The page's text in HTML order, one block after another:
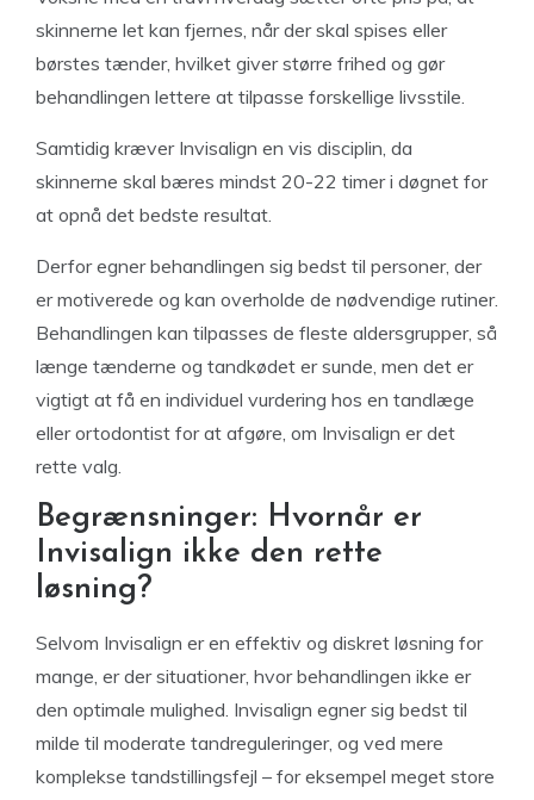
skinnerne let kan fjernes, når der skal spises eller
børstes tænder, hvilket giver større frihed og gør
behandlingen lettere at tilpasse forskellige livsstile.
Samtidig kræver Invisalign en vis disciplin, da
skinnerne skal bæres mindst 20-22 timer i døgnet for
at opnå det bedste resultat.
Derfor egner behandlingen sig bedst til personer, der
er motiverede og kan overholde de nødvendige rutiner.
Behandlingen kan tilpasses de fleste aldersgrupper, så
længe tænderne og tandkødet er sunde, men det er
vigtigt at få en individuel vurdering hos en tandlæge
eller ortodontist for at afgøre, om Invisalign er det
rette valg.
Begrænsninger: Hvornår er
Invisalign ikke den rette
løsning?
Selvom Invisalign er en effektiv og diskret løsning for
mange, er der situationer, hvor behandlingen ikke er
den optimale mulighed. Invisalign egner sig bedst til
milde til moderate tandreguleringer, og ved mere
komplekse tandstillingsfejl – for eksempel meget store